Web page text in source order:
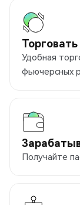
Торговать
Удобная
фьючерсных
Получайте